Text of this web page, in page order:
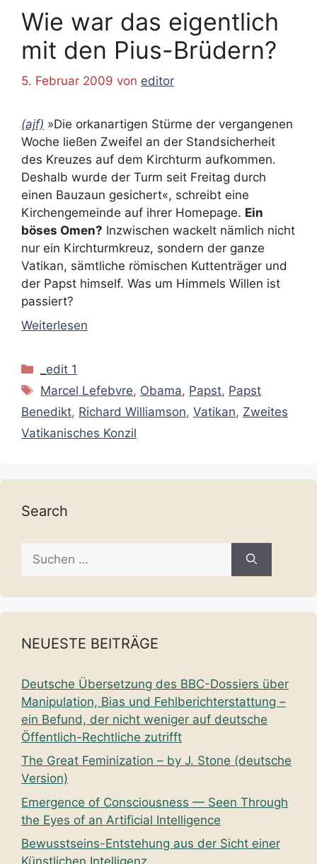
Wie war das eigentlich
mit den Pius-Brüdern?
5. Februar 2009 von editor
(ajf) »Die orkanartigen Stürme der vergangenen
Woche ließen Zweifel an der Standsicherheit
des Kreuzes auf dem Kirchturm aufkommen.
Deshalb wurde der Turm seit Freitag durch
einen Bauzaun gesichert«, schreibt eine
Kirchengemeinde auf ihrer Homepage. Ein
böses Omen? Inzwischen wackelt nämlich nicht
nur ein Kirchturmkreuz, sondern der ganze
Vatikan, sämtliche römischen Kuttenträger und
der Papst himself. Was um Himmels Willen ist
passiert?
Weiterlesen
Kategorien
_edit 1
Schlagwörter
Marcel Lefebvre, Obama, Papst, Papst
Benedikt, Richard Williamson, Vatikan, Zweites
Vatikanisches Konzil
Search
nach:
NEUESTE BEITRÄGE
Deutsche Übersetzung des BBC-Dossiers über
Manipulation, Bias und Fehlberichterstattung –
ein Befund, der nicht weniger auf deutsche
Öffentlich-Rechtliche zutrifft
The Great Feminization – by J. Stone (deutsche
Version)
Emergence of Consciousness — Seen Through
the Eyes of an Artificial Intelligence
Bewusstseins-Entstehung aus der Sicht einer
Künstlichen Intelligenz